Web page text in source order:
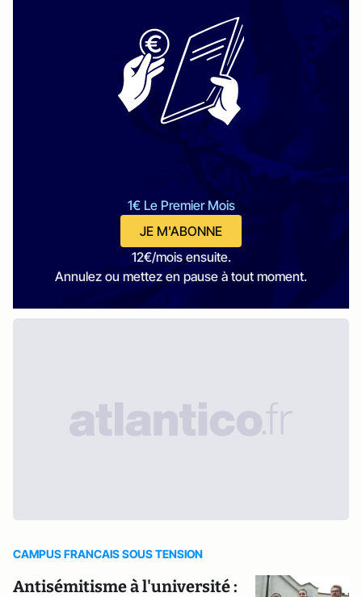
1€ Le Premier Mois
JE M'ABONNE
12€/mois ensuite.
Annulez ou mettez en pause à tout moment.
CAMPUS FRANCAIS SOUS TENSION
Antisémitisme à l'université :